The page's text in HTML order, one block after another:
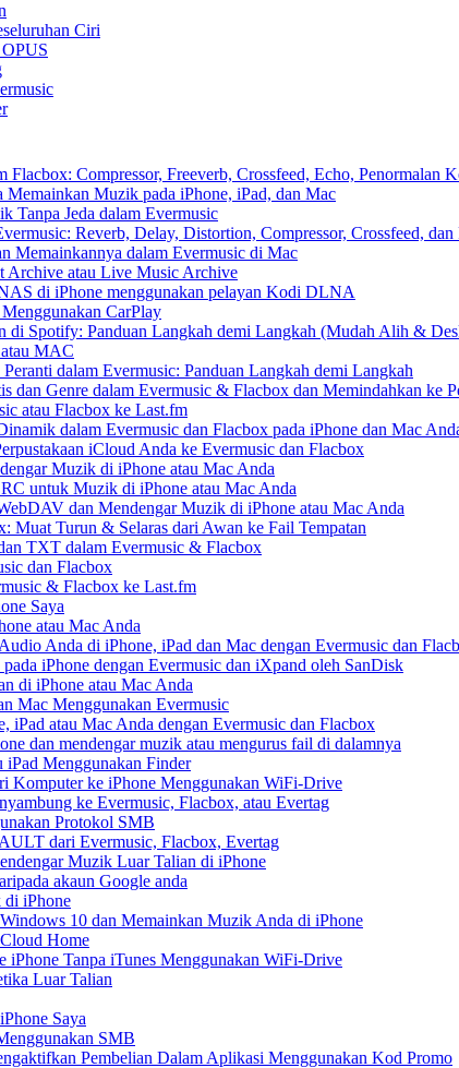
Ciri
Compressor, Freeverb, Crossfeed, Echo, Penormalan
Muzik pada iPhone, iPad, dan Mac
Tanpa Jeda dalam Evermusic
Reverb, Delay, Distortion, Compressor, Crossfeed, dan
Memainkannya dalam Evermusic di Mac
Archive atau Live Music Archive
di iPhone menggunakan pelayan Kodi DLNA
CarPlay
di Spotify: Panduan Langkah demi Langkah (Mudah Alih &
MAC
dalam Evermusic: Panduan Langkah demi Langkah
dan Genre dalam Evermusic & Flacbox dan Memindahkan ke
atau Flacbox ke Last.fm
dalam Evermusic dan Flacbox pada iPhone dan Mac
iCloud Anda ke Evermusic dan Flacbox
Muzik di iPhone atau Mac Anda
untuk Muzik di iPhone atau Mac Anda
dan Mendengar Muzik di iPhone atau Mac Anda
Turun & Selaras dari Awan ke Fail Tempatan
TXT dalam Evermusic & Flacbox
dan Flacbox
& Flacbox ke Last.fm
Saya
atau Mac Anda
Anda di iPhone, iPad dan Mac dengan Evermusic dan
iPhone dengan Evermusic dan iXpand oleh SanDisk
di iPhone atau Mac Anda
Mac Menggunakan Evermusic
iPad atau Mac Anda dengan Evermusic dan Flacbox
dan mendengar muzik atau mengurus fail di dalamnya
iPad Menggunakan Finder
Komputer ke iPhone Menggunakan WiFi-Drive
ke Evermusic, Flacbox, atau Evertag
Protokol SMB
dari Evermusic, Flacbox, Evertag
Muzik Luar Talian di iPhone
akaun Google anda
di iPhone
10 dan Memainkan Muzik Anda di iPhone
Home
Tanpa iTunes Menggunakan WiFi-Drive
Luar Talian
Saya
SMB
Pembelian Dalam Aplikasi Menggunakan Kod Promo